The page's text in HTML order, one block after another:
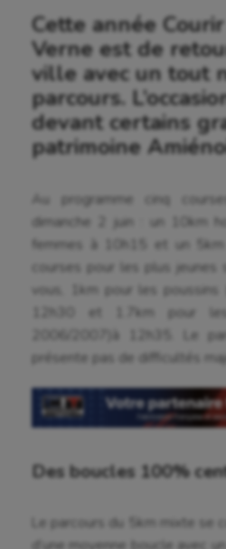
Cette année
Verne est de
ville avec un tout
parcours.
devant certains
patrimoine
Au programme cinq
dimanche 2 juin : un 10km
femmes à 10h15 et un
courses pour les plus jeunes
vous, 1km pour les
12h30 et 1.7km pour
2006/2007)à 12h35. Le
présente pas de difficultés
Des boucles 100%
Le parcours du 5km mixte se